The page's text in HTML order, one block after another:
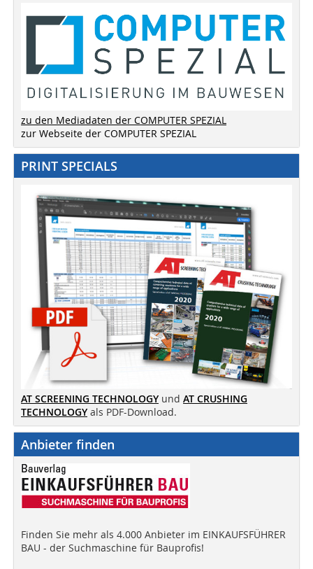
zu den Mediadaten der COMPUTER SPEZIAL
zur Webseite der COMPUTER SPEZIAL
PRINT SPECIALS
AT SCREENING TECHNOLOGY und AT CRUSHING
TECHNOLOGY als PDF-Download.
Anbieter finden
Finden Sie mehr als 4.000 Anbieter im EINKAUFSFÜHRER
BAU - der Suchmaschine für Bauprofis!